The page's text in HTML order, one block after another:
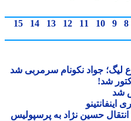
9
10
11
12
13
14
15
جواد نکونام سرمربی شد
شد!